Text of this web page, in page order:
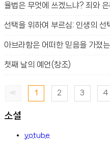
율법은 무엇에 쓰겠느냐? 죄와
선택을 위하여 부르심: 인생의 선
아브라함은 어떠한 믿음을 가졌
첫째 날의 예언(창조)
« 1 2 3 4
소셜
yotube